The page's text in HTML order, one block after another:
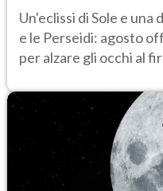
astronomici da
Un'eclissi di Sole e una
e le Perseidi: agosto
per alzare gli occhi al